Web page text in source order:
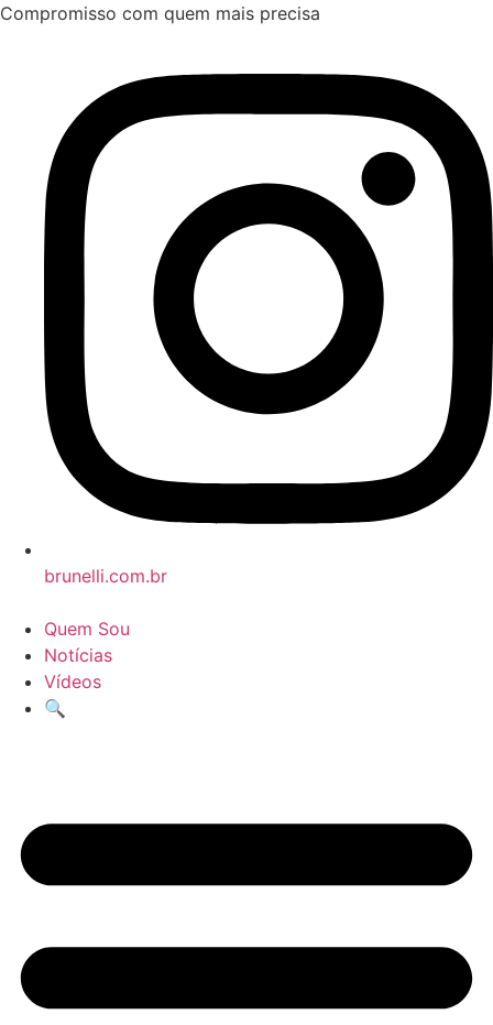
Ir
Compromisso com quem mais precisa
brunelli.com.br
Quem Sou
Notícias
Vídeos
🔍